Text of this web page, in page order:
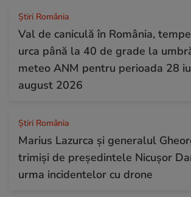
Știri România
Val de caniculă în România,
urca până la 40 de grade la
meteo ANM pentru perioada 28
august 2026
Știri România
Marius Lazurca și generalul
trimiși de președintele Nicușor
urma incidentelor cu drone